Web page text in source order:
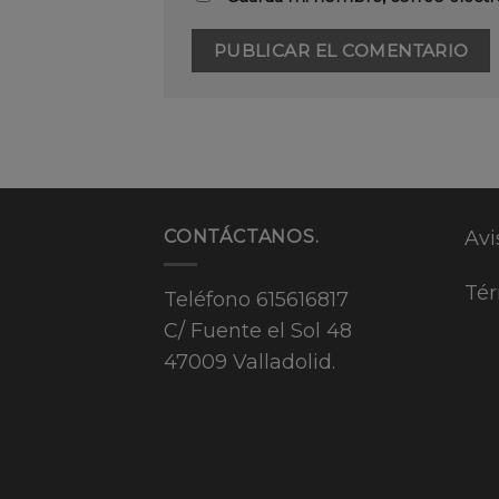
CONTÁCTANOS.
Teléfono 615616817
C/ Fuente el Sol 48
47009 Valladolid.